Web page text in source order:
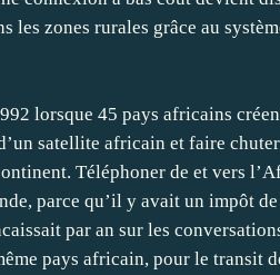
les zones rurales grâce au
lorsque 45 pays africains
satellite africain et faire
Téléphoner de et vers
parce qu’il y avait un impôt
par an sur les
pays africain, pour le transit